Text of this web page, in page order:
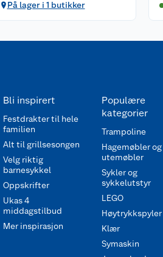
På lager i 1 butikker
Bli inspirert
Festdrakter til hele
familien
Alt til grillsesongen
Velg riktig
barnesykkel
Oppskrifter
Ukas 4
middagstilbud
Mer inspirasjon
Populære
kategorier
Trampoline
Hagemøbler og
utemøbler
Sykler og
sykkelutstyr
LEGO
Høytrykkspyler
Klær
Symaskin